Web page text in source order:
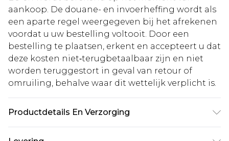
aankoop. De douane- en invoerheffing wordt als
een aparte regel weergegeven bij het afrekenen
voordat u uw bestelling voltooit. Door een
bestelling te plaatsen, erkent en accepteert u dat
deze kosten niet‑terugbetaalbaar zijn en niet
worden teruggestort in geval van retour of
omruiling, behalve waar dit wettelijk verplicht is.
Productdetails En Verzorging